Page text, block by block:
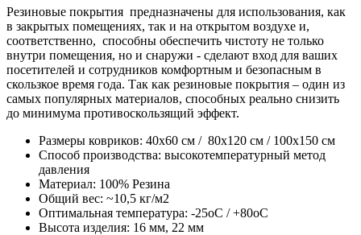
Резиновые покрытия предназначены для использования, как
в закрытых помещениях, так и на открытом воздухе и,
соответственно, способны обеспечить чистоту не только
внутри помещения, но и снаружи - сделают вход для ваших
посетителей и сотрудников комфортным и безопасным в
скользкое время года. Так как резиновые покрытия – один из
самых популярных материалов, способных реально снизить
до минимума противоскользящий эффект.
Размеры ковриков: 40x60 см / 80x120 см / 100x150 см
Способ производства: высокотемпературный метод
давления
Материал: 100% Резина
Общий вес: ~10,5 кг/м2
Оптимальная температура: -25оC / +80оC
Высота изделия: 16 мм, 22 мм